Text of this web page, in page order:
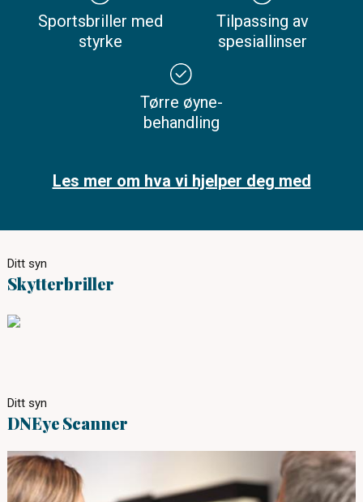
Sportsbriller med
styrke
Tilpassing av
spesiallinser
Tørre øyne-
behandling
Les mer om hva vi hjelper deg med
Ditt syn
Skytterbriller
Ditt syn
DNEye Scanner